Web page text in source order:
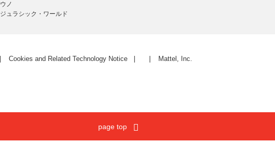
ウノ
ジュラシック・ワールド
Cookies and Related Technology Notice Mattel, Inc.
page top